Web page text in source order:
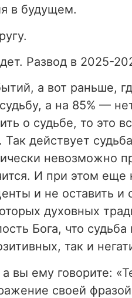
в будущем.
Развод в 2025-
а вот раньше,
а на 85% —
о судьбе, то это
действует
невозможно
И при этом еще
и не оставить и
духовных
Бога, что
так и
вы ему говорите:
своей